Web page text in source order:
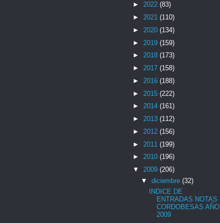
► 2022 (83)
► 2021 (110)
► 2020 (134)
► 2019 (159)
► 2018 (173)
► 2017 (158)
► 2016 (188)
► 2015 (222)
► 2014 (161)
► 2013 (112)
► 2012 (156)
► 2011 (199)
► 2010 (196)
▼ 2009 (206)
▼ diciembre (32)
INDICE DE
ENTRADAS NOTAS
CORDOBESAS AÑO
2009